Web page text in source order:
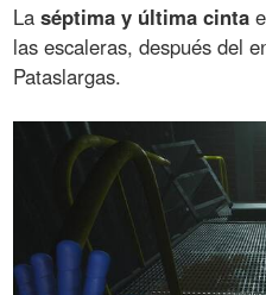
Laséptima y última cinta
las escaleras, después del
Pataslargas.